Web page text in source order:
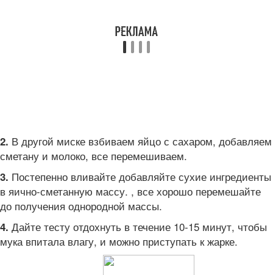
2. В другой миске взбиваем яйцо с сахаром, добавляем
сметану и молоко, все перемешиваем.
3. Постепенно вливайте добавляйте сухие ингредиенты
в яично-сметанную массу. , все хорошо перемешайте
до получения однородной массы.
4. Дайте тесту отдохнуть в течение 10-15 минут, чтобы
мука впитала влагу, и можно приступать к жарке.